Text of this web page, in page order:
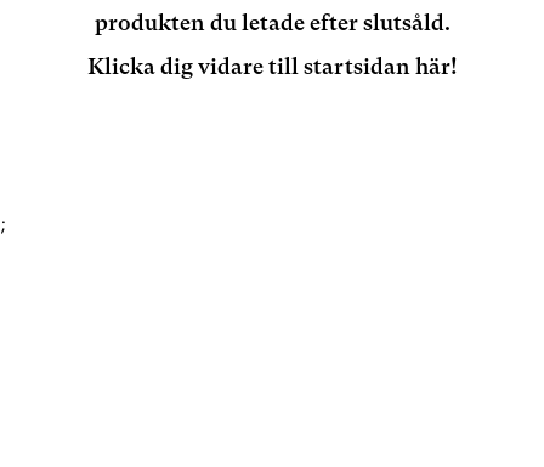
produkten du letade efter slutsåld.
Klicka dig vidare till startsidan här!
;